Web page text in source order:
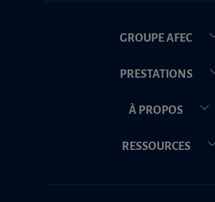
GROUPE AFEC
PRESTATIONS
À PROPOS
RESSOURCES